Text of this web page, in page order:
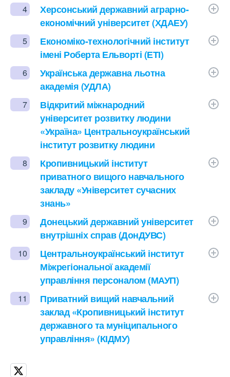
4
Херсонський державний аграрно-
економічний університет (ХДАЕУ)
5
Економіко-технологічний інститут
імені Роберта Ельворті (ЕТІ)
6
Українська державна льотна
академія (УДЛА)
7
Відкритий міжнародний
університет розвитку людини
«Україна» Центральноукраїнський
інститут розвитку людини
8
Кропивницький інститут
приватного вищого навчального
закладу «Університет сучасних
знань»
9
Донецький державний університет
внутрішніх справ (ДонДУВС)
10
Центральноукраїнський інститут
Міжрегіональної академії
управління персоналом (МАУП)
11
Приватний вищий навчальний
заклад «Кропивницький інститут
державного та муніципального
управління» (КІДМУ)